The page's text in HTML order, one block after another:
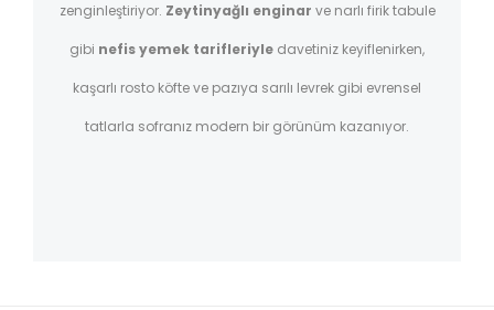
zenginleştiriyor. Zeytinyağlı enginar ve narlı firik tabule
gibi nefis yemek tarifleriyle davetiniz keyiflenirken,
kaşarlı rosto köfte ve pazıya sarılı levrek gibi evrensel
tatlarla sofranız modern bir görünüm kazanıyor.